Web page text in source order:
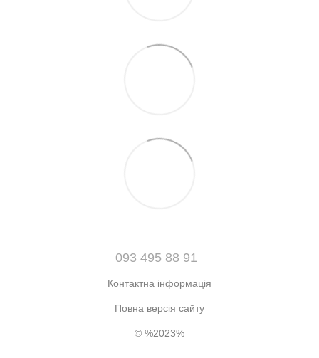
093 495 88 91
Контактна інформація
Повна версія сайту
© %2023%